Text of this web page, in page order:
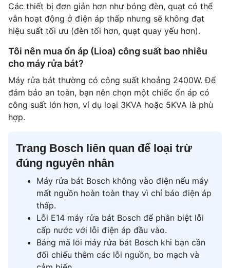
Các thiết bị đơn giản hơn như bóng đèn, quạt có thể
vẫn hoạt động ở điện áp thấp nhưng sẽ không đạt
hiệu suất tối ưu (đèn tối hơn, quạt quay yếu hơn).
Tôi nên mua ổn áp (Lioa) công suất bao nhiêu
cho máy rửa bát?
Máy rửa bát thường có công suất khoảng 2400W. Để
đảm bảo an toàn, bạn nên chọn một chiếc ổn áp có
công suất lớn hơn, ví dụ loại 3KVA hoặc 5KVA là phù
hợp.
Trang Bosch liên quan để loại trừ
đúng nguyên nhân
Máy rửa bát Bosch không vào điện nếu máy
mất nguồn hoàn toàn thay vì chỉ báo điện áp
thấp.
Lỗi E14 máy rửa bát Bosch để phân biệt lỗi
cấp nước với lỗi điện áp đầu vào.
Bảng mã lỗi máy rửa bát Bosch khi bạn cần
đối chiếu thêm các lỗi nguồn, bo mạch và